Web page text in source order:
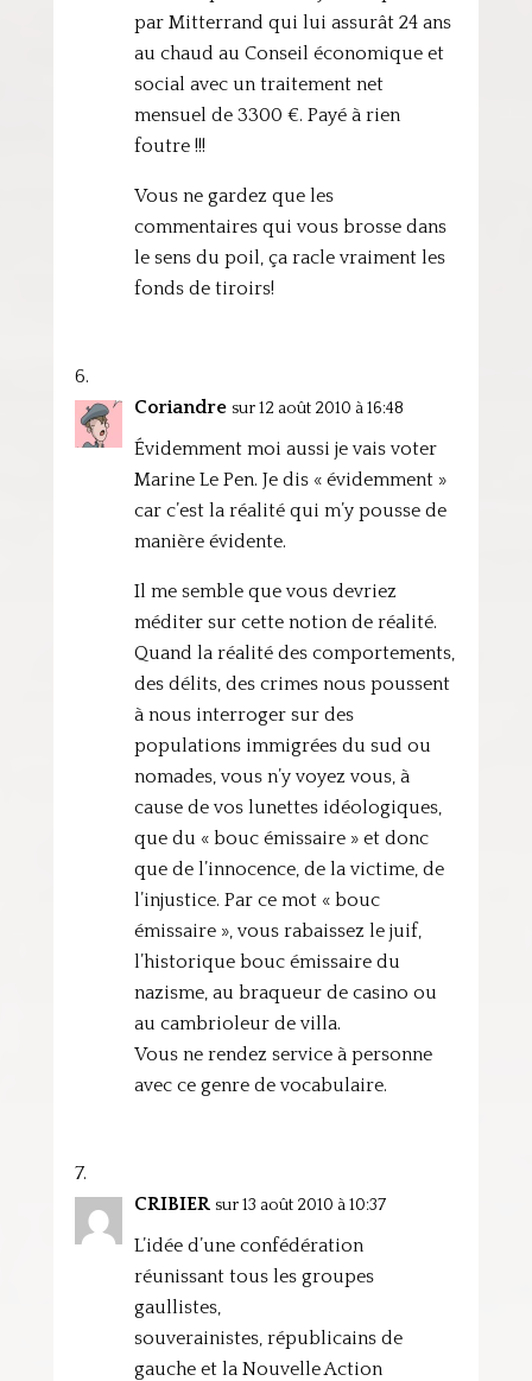
par Mitterrand qui lui assurât 24 ans
au chaud au Conseil économique et
social avec un traitement net
mensuel de 3300 €. Payé à rien
foutre !!!
Vous ne gardez que les
commentaires qui vous brosse dans
le sens du poil, ça racle vraiment les
fonds de tiroirs!
Coriandre sur 12 août 2010 à 16:48
Évidemment moi aussi je vais voter
Marine Le Pen. Je dis « évidemment »
car c’est la réalité qui m’y pousse de
manière évidente.
Il me semble que vous devriez
méditer sur cette notion de réalité.
Quand la réalité des comportements,
des délits, des crimes nous poussent
à nous interroger sur des
populations immigrées du sud ou
nomades, vous n’y voyez vous, à
cause de vos lunettes idéologiques,
que du « bouc émissaire » et donc
que de l’innocence, de la victime, de
l’injustice. Par ce mot « bouc
émissaire », vous rabaissez le juif,
l’historique bouc émissaire du
nazisme, au braqueur de casino ou
au cambrioleur de villa.
Vous ne rendez service à personne
avec ce genre de vocabulaire.
CRIBIER sur 13 août 2010 à 10:37
L’idée d’une confédération
réunissant tous les groupes
gaullistes,
souverainistes, républicains de
gauche et la Nouvelle Action